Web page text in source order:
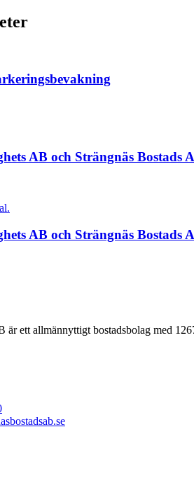
AB och Strängnäs Bostads
AB och Strängnäs Bostads
är ett allmännyttigt bostadsbolag med